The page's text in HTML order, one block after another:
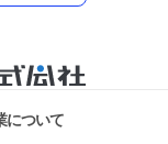
について